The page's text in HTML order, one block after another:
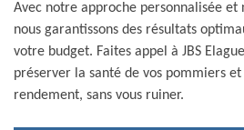
Avec notre approche personnalisée et
nous garantissons des résultats
votre budget. Faites appel à JBS
préserver la santé de vos pommiers
rendement, sans vous ruiner.